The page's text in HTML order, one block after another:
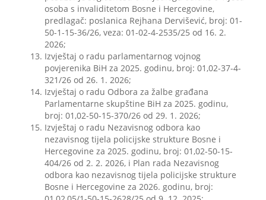
osoba s invaliditetom Bosne i Hercegovine,
predlagač: poslanica Rejhana Dervišević, broj: 01-
50-1-15-36/26, veza: 01-02-4-2535/25 od 16. 2.
2026;
Izvještaj o radu parlamentarnog vojnog
povjerenika BiH za 2025. godinu, broj: 01,02-37-4-
321/26 od 26. 1. 2026;
Izvještaj o radu Odbora za žalbe građana
Parlamentarne skupštine BiH za 2025. godinu,
broj: 01,02-50-15-370/26 od 29. 1. 2026;
Izvještaj o radu Nezavisnog odbora kao
nezavisnog tijela policijske strukture Bosne i
Hercegovine za 2025. godinu, broj: 01,02-50-15-
404/26 od 2. 2. 2026, i Plan rada Nezavisnog
odbora kao nezavisnog tijela policijske strukture
Bosne i Hercegovine za 2026. godinu, broj: